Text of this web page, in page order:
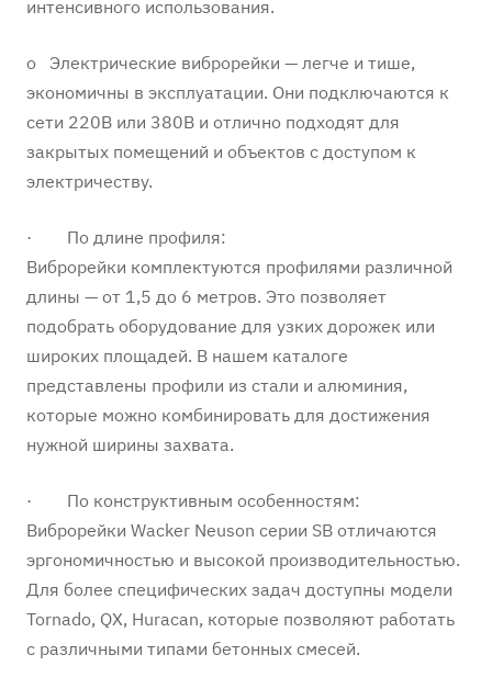
интенсивного использования.
o Электрические виброрейки — легче и тише,
экономичны в эксплуатации. Они подключаются к
сети 220В или 380В и отлично подходят для
закрытых помещений и объектов с доступом к
электричеству.
· По длине профиля:
Виброрейки комплектуются профилями различной
длины — от 1,5 до 6 метров. Это позволяет
подобрать оборудование для узких дорожек или
широких площадей. В нашем каталоге
представлены профили из стали и алюминия,
которые можно комбинировать для достижения
нужной ширины захвата.
· По конструктивным особенностям:
Виброрейки Wacker Neuson серии SB отличаются
эргономичностью и высокой производительностью.
Для более специфических задач доступны модели
Tornado, QX, Huracan, которые позволяют работать
с различными типами бетонных смесей.